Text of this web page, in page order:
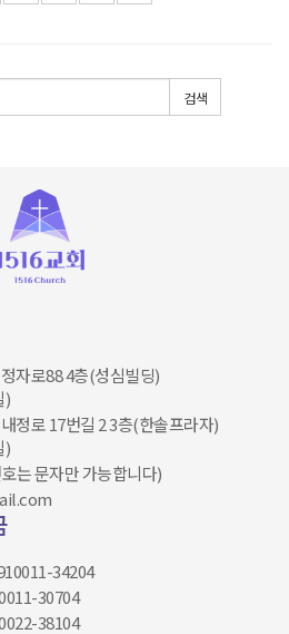
검색
자로88 4층(성심빌딩)
)
정로 17번길 2 3층(한솔프라자)
)
는 문자만 가능합니다)
34204​​​​​​​
30704
38104